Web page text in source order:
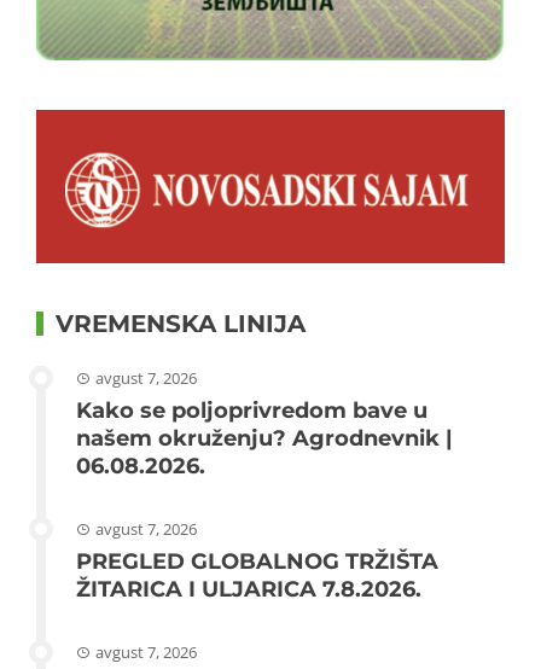
VREMENSKA LINIJA
avgust 7, 2026
Kako se poljoprivredom bave u
našem okruženju? Agrodnevnik |
06.08.2026.
avgust 7, 2026
PREGLED GLOBALNOG TRŽIŠTA
ŽITARICA I ULJARICA 7.8.2026.
avgust 7, 2026